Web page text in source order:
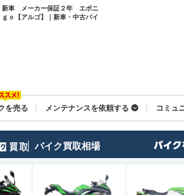
新車 メーカー保証２年 エボニ
ｏ【アルゴ】｜新車・中古バイ
を売る メンテナンスを依頼する コミュ
バイク買取相場